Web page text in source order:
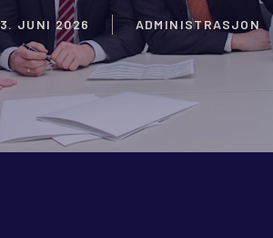
3. JUNI 2026 ADMINISTRASJON